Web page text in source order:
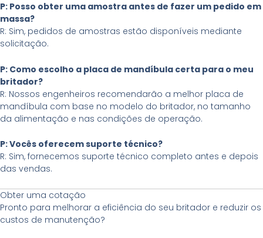
P: Posso obter uma amostra antes de fazer um pedido em
massa?
R: Sim, pedidos de amostras estão disponíveis mediante
solicitação.
P: Como escolho a placa de mandíbula certa para o meu
britador?
R: Nossos engenheiros recomendarão a melhor placa de
mandíbula com base no modelo do britador, no tamanho
da alimentação e nas condições de operação.
P: Vocês oferecem suporte técnico?
R: Sim, fornecemos suporte técnico completo antes e depois
das vendas.
Obter uma cotação
Pronto para melhorar a eficiência do seu britador e reduzir os
custos de manutenção?